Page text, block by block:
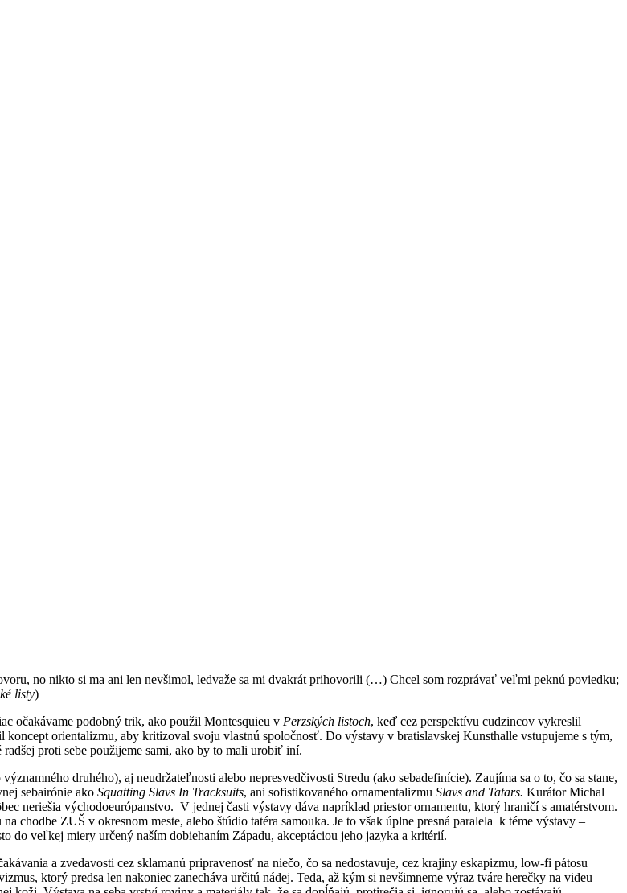
no nikto si ma ani len nevšimol, ledvaže sa mi dvakrát prihovorili (…) Chcel som rozprávať veľmi peknú poviedku;
listy)
očakávame podobný trik, ako použil Montesquieu v Perzských listoch, keď cez perspektívu cudzincov vykreslil
orientalizmu, aby kritizoval svoju vlastnú spoločnosť. Do výstavy v bratislavskej Kunsthalle vstupujeme s tým,
proti sebe použijeme sami, ako by to mali urobiť iní.
druhého), aj neudržateľnosti alebo nepresvedčivosti Stredu (ako sebadefinície). Zaujíma sa o to, čo sa stane,
sebairónie ako Squatting Slavs In Tracksuits, ani sofistikovaného ornamentalizmu Slavs and Tatars. Kurátor Michal
neriešia východoeurópanstvo. V jednej časti výstavy dáva napríklad priestor ornamentu, ktorý hraničí s amatérstvom.
chodbe ZUŠ v okresnom meste, alebo štúdio tatéra samouka. Je to však úplne presná paralela k téme výstavy –
do veľkej miery určený naším dobiehaním Západu, akceptáciou jeho jazyka a kritérií.
a zvedavosti cez sklamanú pripravenosť na niečo, čo sa nedostavuje, cez krajiny eskapizmu, low-fi pátosu
ktorý predsa len nakoniec zanecháva určitú nádej. Teda, až kým si nevšimneme výraz tváre herečky na videu